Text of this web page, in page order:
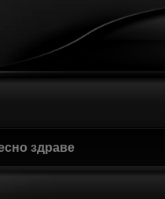
здраве